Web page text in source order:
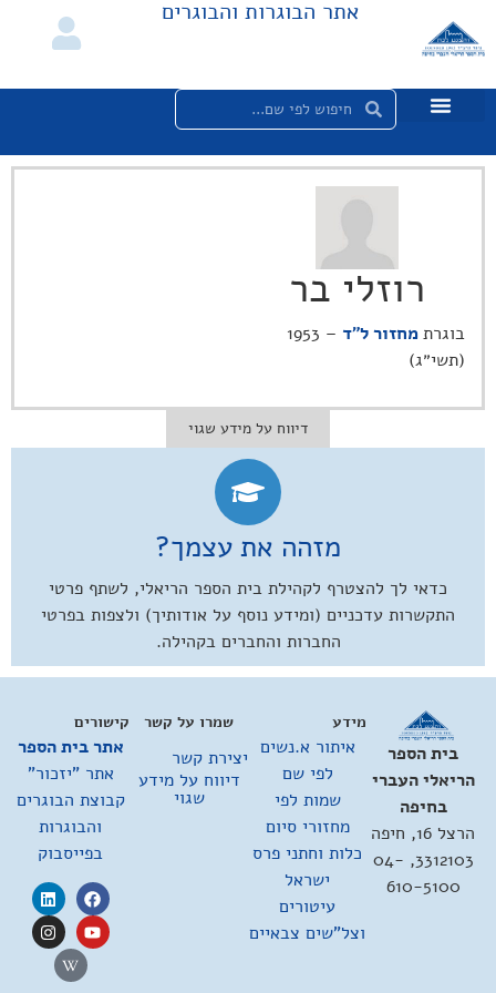
אתר הבוגרות והבוגרים
רוזלי בר
בוגרתמחזור ל"ד
– 1953
(תשי״ג)
דיווח על מידע שגוי
מזהה את עצמך?
כדאי לך להצטרף לקהילת בית הספר הריאלי, לשתף פרטי
התקשרות עדכניים (ומידע נוסף על אודותיך) ולצפות בפרטי
החברות והחברים בקהילה.
בית הספר
הריאלי העברי
בחיפה
הרצל 16, חיפה
3312103, 04-
610-5100
מידע
איתור א.נשים
לפי שם
שמות לפי
מחזורי סיום
כלות וחתני פרס
ישראל
עיטורים
וצל"שים צבאיים
קישורים
אתר בית הספר
אתר "יזכור"
קבוצת הבוגרים
והבוגרות
בפייסבוק
שמרו על קשר
יצירת קשר
דיווח על מידע
שגוי